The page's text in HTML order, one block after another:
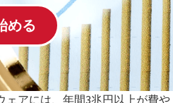
める
ェアには、年間3兆円以上が費や